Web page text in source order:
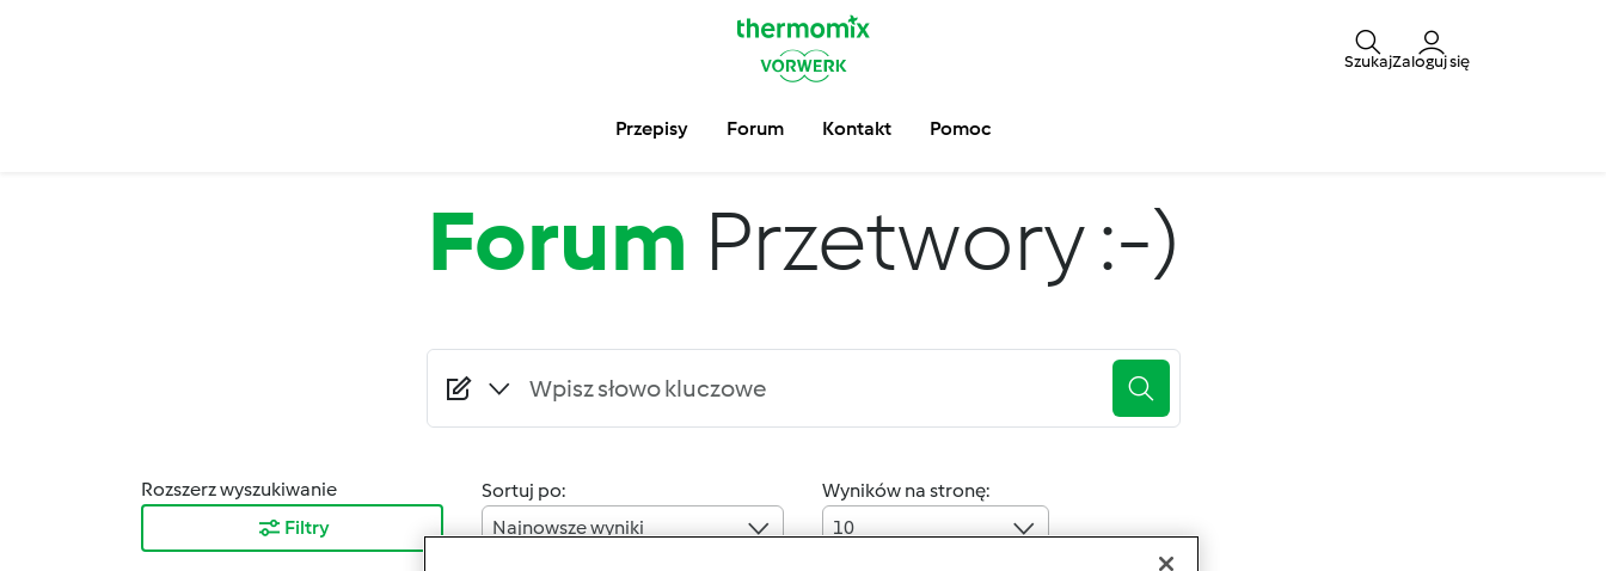
SzukajZaloguj się
Przepisy Forum Kontakt Pomoc
Forum Przetwory :-)
Rozszerz wyszukiwanie
Filtry
Sortuj po:
Najnowsze wyniki
Wyników na stronę:
10